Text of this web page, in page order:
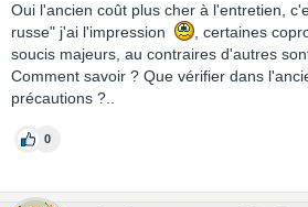
Oui l'ancien coût plus cher à l'entretien,
russe" j'ai l'impression
, certaines
soucis majeurs, au contraires d'autres
Comment savoir ? Que vérifier dans
précautions ?..
0